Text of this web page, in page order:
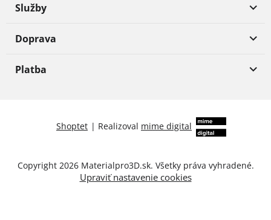
Služby
Doprava
Platba
Shoptet | Realizoval mime digital
Copyright 2026 Materialpro3D.sk. Všetky práva vyhradené.
Upraviť nastavenie cookies